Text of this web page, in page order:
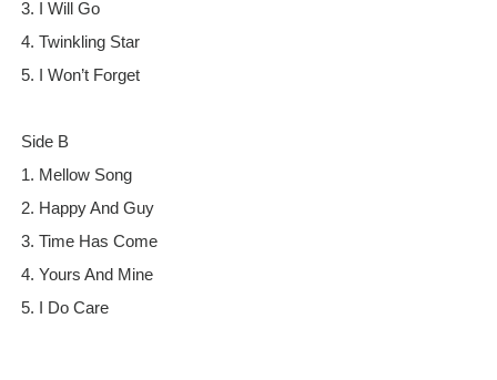
3. I Will Go
4. Twinkling Star
5. I Won’t Forget
Side B
1. Mellow Song
2. Happy And Guy
3. Time Has Come
4. Yours And Mine
5. I Do Care